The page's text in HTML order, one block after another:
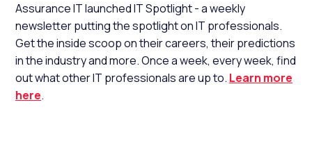
Assurance IT launched IT Spotlight - a weekly
newsletter putting the spotlight on IT professionals.
Get the inside scoop on their careers, their predictions
in the industry and more. Once a week, every week, find
out what other IT professionals are up to. Learn more
here.